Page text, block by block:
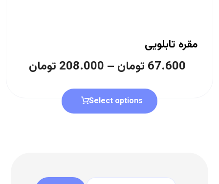
مقره تابلویی
67.600 تومان –
208.000 تومان
Select options